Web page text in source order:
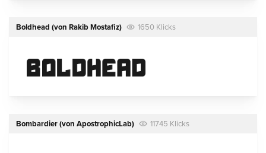
Boldhead (von Rakib Mostafiz) 1650 Klicks
Bombardier(von ApostrophicLab) 11745 Klicks